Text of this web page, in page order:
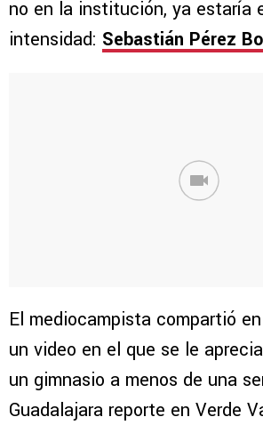
no en la institución, ya estaría
intensidad: Sebastián Pérez
El mediocampista compartió
un video en el que se le
un gimnasio a menos de una
Guadalajara reporte en Verde